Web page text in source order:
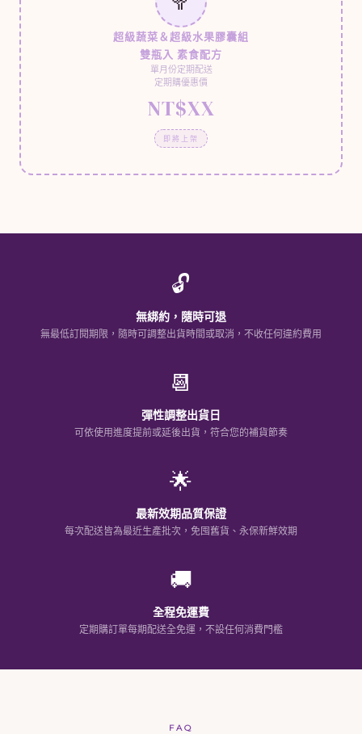
超級蔬菜＆超級水果膠囊組
雙瓶入 素食配方
單月份定期配送
定期購優惠價
NT$XX
即將上架
🔓
無綁約，隨時可退
無最低訂閱期限，隨時可調整出貨時間或取消，不收任何違約費用
📆
彈性調整出貨日
可依使用進度提前或延後出貨，符合您的補貨節奏
🌟
最新效期品質保證
每次配送皆為最近生產批次，免囤舊貨、永保新鮮效期
🚚
全程免運費
定期購訂單每期配送全免運，不設任何消費門檻
FAQ